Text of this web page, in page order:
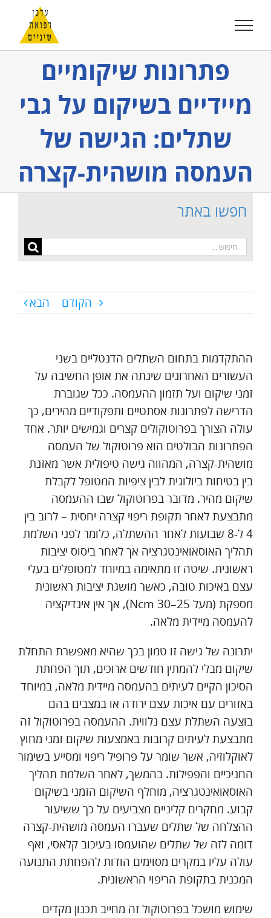
לתוכן
פתרונות שיקומיים
מיידיים בשיקום על גבי
שתלים: הגישה של
העמסה מושהית-קצרה
הקודם הבא
ההתקדמות בתחום השתלים הדנטליים בשני
העשורים האחרונים שינתה את אופן החשיבה על
זמני שיקום ועל תזמון ההעמסה. ככל שגוברת
הדרישה לפתרונות אסתטיים ותפקודיים מהירים, כך
עולה הצורך בפרוטוקולים קצרים וגמישים יותר. אחד
הפתרונות הבולטים הוא פרוטוקול של העמסה
מושהית-קצרה, המהווה גישה טיפולית אשר מאזנת
בין בטיחות ביולוגית לבין ציפיות המטופל לקבלת
שיקום מהיר. מדובר בפרוטוקול שבו ההעמסה
מתבצעת לאחר תקופת ריפוי קצרה יחסית – לרוב בין
4 ל-8 שבועות לאחר ההשתלה, כלומר לפני השלמת
תהליך האוסאואינטגרציה אך לאחר ביסוס יציבות
ראשונית. שיטה זו מתאימה במיוחד למטופלים בעלי
עצם באיכות טובה, כאשר מושגת יציבות ראשונית
מספקת (מעל 25–30 Ncm), אך אין אינדיקציה
להעמסה מיידית מלאה.
יתרונה של גישה זו טמון בכך שהיא מאפשרת התחלת
שיקום מבלי להמתין חודשים ארוכים, תוך הפחתת
הסיכון הקיים לעיתים בהעמסה מיידית מלאה, במיוחד
באזורים עם איכות עצם ירודה או במצבים בהם
בוצעה השתלת עצם נלווית. ההעמסה בפרוטוקול זה
מתבצעת לעיתים קרובות באמצעות שיקום זמני מחוץ
לאוקלוזיה, אשר שומר על פרופיל ריפוי ומסייע בשימור
החניכיים והפפילות. בהמשך, לאחר השלמת תהליך
האוסאואינטגרציה, מוחלף השיקום הזמני בשיקום
קבוע. מחקרים קליניים מצביעים על כך ששיעור
ההצלחה של שתלים שעברו העמסה מושהית-קצרה
דומה לזה של שתלים שהועמסו בעיכוב קלאסי, ואף
עולה עליו במקרים מסוימים הודות להפחתת התנועה
המכנית בתקופת הריפוי הראשונית.
שימוש מושכל בפרוטוקול זה מחייב תכנון מקדים
חפשו באתר
חיפוש...